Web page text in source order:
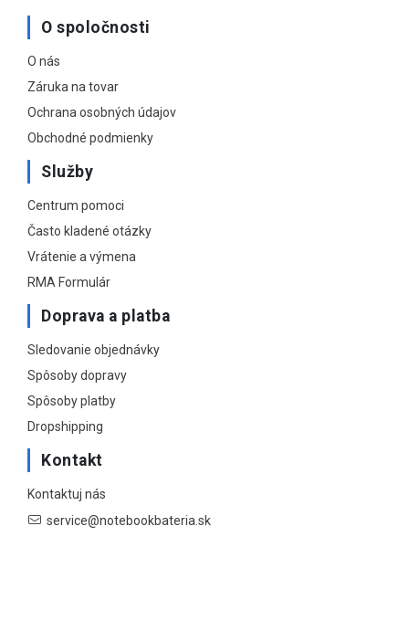
O spoločnosti
O nás
Záruka na tovar
Ochrana osobných údajov
Obchodné podmienky
Služby
Centrum pomoci
Často kladené otázky
Vrátenie a výmena
RMA Formulár
Doprava a platba
Sledovanie objednávky
Spôsoby dopravy
Spôsoby platby
Dropshipping
Kontakt
Kontaktuj nás
service@notebookbateria.sk